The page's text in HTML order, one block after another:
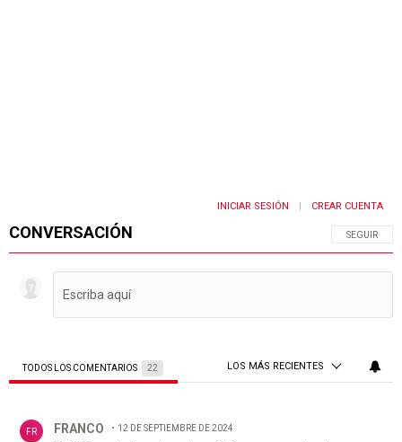
CONVERSACIÓN SIGA ESTA
SEGUIR
INICIAR SESIÓN CREAR CUENTA
TODOS LOS COMENTARIOS 22 LOS MÁS RECIENTES
FR FRANCO 12 DE SEPTIEMBRE DE 2024